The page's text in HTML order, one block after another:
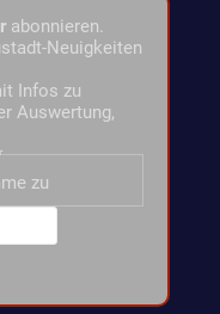
abonnieren.
Neuigkeiten
Infos zu
Auswertung,
zu